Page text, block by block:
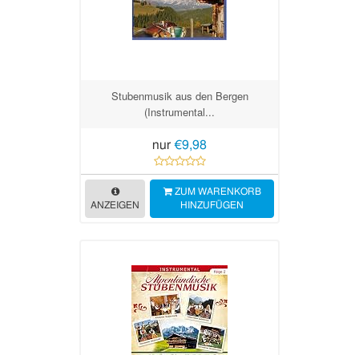
Stubenmusik aus den Bergen
(Instrumental...
nur €9,98
ANZEIGEN
ZUM WARENKORB
HINZUFÜGEN